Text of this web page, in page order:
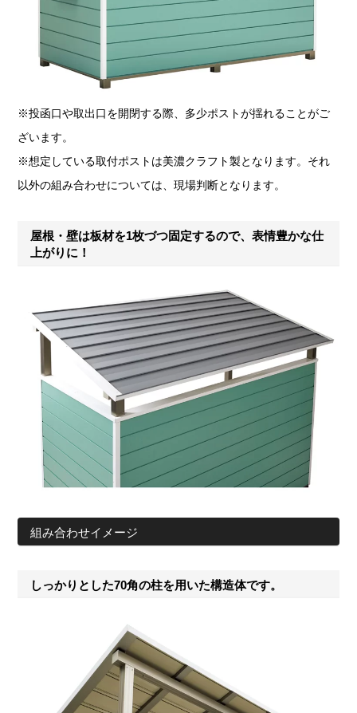
※投函口や取出口を開閉する際、多少ポストが揺れることがご
ざいます。
※想定している取付ポストは美濃クラフト製となります。それ
以外の組み合わせについては、現場判断となります。
屋根・壁は板材を1枚づつ固定するので、表情豊かな仕
上がりに！
組み合わせイメージ
しっかりとした70角の柱を用いた構造体です。